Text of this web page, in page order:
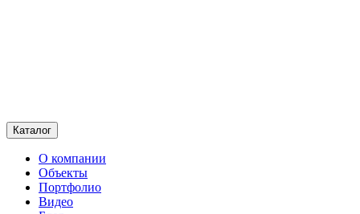
Каталог
О компании
Объекты
Портфолио
Видео